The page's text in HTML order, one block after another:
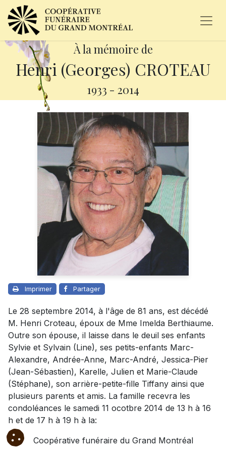
À la mémoire de
Henri (Georges) CROTEAU
1933 - 2014
Imprimer Partager
Le 28 septembre 2014, à l'âge de 81 ans, est décédé
M. Henri Croteau, époux de Mme Imelda Berthiaume.
Outre son épouse, il laisse dans le deuil ses enfants
Sylvie et Sylvain (Line), ses petits-enfants Marc-
Alexandre, Andrée-Anne, Marc-André, Jessica-Pier
(Jean-Sébastien), Karelle, Julien et Marie-Claude
(Stéphane), son arrière-petite-fille Tiffany ainsi que
plusieurs parents et amis. La famille recevra les
condoléances le samedi 11 ocotbre 2014 de 13 h à 16
h et de 17 h à 19 h à la:
Coopérative funéraire du Grand Montréal